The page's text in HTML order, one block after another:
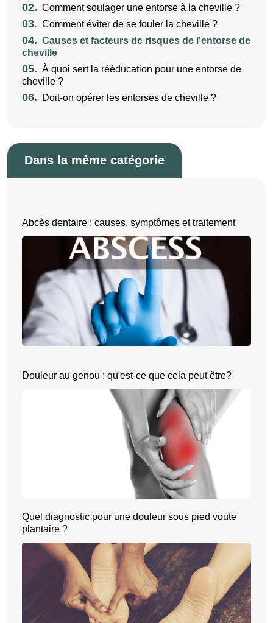
02. Comment soulager une entorse à la cheville ?
03. Comment éviter de se fouler la cheville ?
04. Causes et facteurs de risques de l'entorse de
cheville
05. À quoi sert la rééducation pour une entorse de
cheville ?
06. Doit-on opérer les entorses de cheville ?
Dans la même catégorie
Abcès dentaire : causes, symptômes et traitement
Douleur au genou : qu'est-ce que cela peut être?
Quel diagnostic pour une douleur sous pied voute
plantaire ?